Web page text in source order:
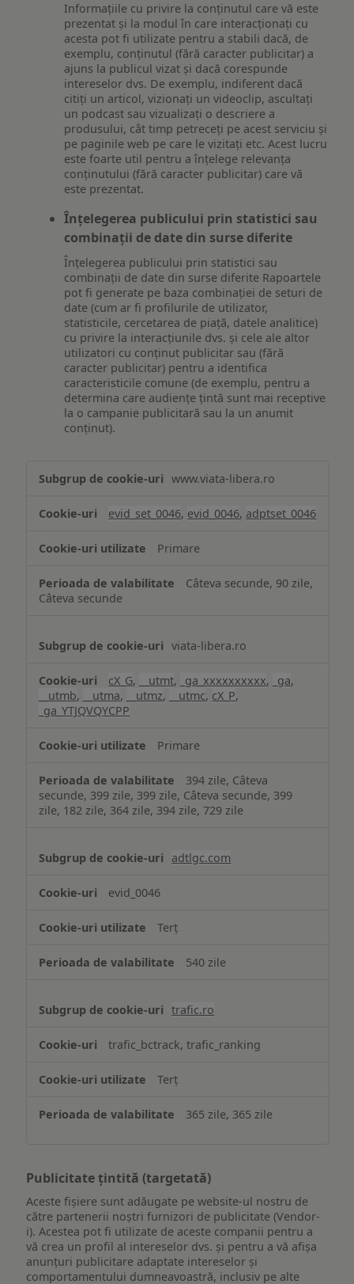
Informațiile cu privire la conținutul care vă este
prezentat și la modul în care interacționați cu
acesta pot fi utilizate pentru a stabili dacă, de
exemplu, conținutul (fără caracter publicitar) a
ajuns la publicul vizat și dacă corespunde
intereselor dvs. De exemplu, indiferent dacă
citiți un articol, vizionați un videoclip, ascultați
un podcast sau vizualizați o descriere a
produsului, cât timp petreceți pe acest serviciu și
pe paginile web pe care le vizitați etc. Acest lucru
este foarte util pentru a înțelege relevanța
conținutului (fără caracter publicitar) care vă
este prezentat.
Înțelegerea publicului prin statistici sau
combinații de date din surse diferite
Înțelegerea publicului prin statistici sau
combinații de date din surse diferite Rapoartele
pot fi generate pe baza combinației de seturi de
date (cum ar fi profilurile de utilizator,
statisticile, cercetarea de piață, datele analitice)
cu privire la interacțiunile dvs. și cele ale altor
utilizatori cu conținut publicitar sau (fără
caracter publicitar) pentru a identifica
caracteristicile comune (de exemplu, pentru a
determina care audiențe țintă sunt mai receptive
la o campanie publicitară sau la un anumit
conținut).
www.viata-libera.ro
evid_set_0046, evid_0046, adptset_0046
Primare
Câteva secunde, 90 zile,
Câteva secunde
viata-libera.ro
cX_G, __utmt, _ga_xxxxxxxxxx, _ga,
__utmb, __utma, __utmz, __utmc, cX_P,
_ga_YTJQVQYCPP
Primare
394 zile, Câteva
secunde, 399 zile, 399 zile, Câteva secunde, 399
zile, 182 zile, 364 zile, 394 zile, 729 zile
adtlgc.com
evid_0046
Terț
540 zile
trafic.ro
trafic_bctrack, trafic_ranking
Terț
365 zile, 365 zile
Publicitate țintită (targetată)
Aceste fișiere sunt adăugate pe website-ul nostru de
către partenerii noștri furnizori de publicitate (Vendor-
i). Acestea pot fi utilizate de aceste companii pentru a
vă crea un profil al intereselor dvs. și pentru a vă afișa
anunțuri publicitare adaptate intereselor și
comportamentului dumneavoastră, inclusiv pe alte